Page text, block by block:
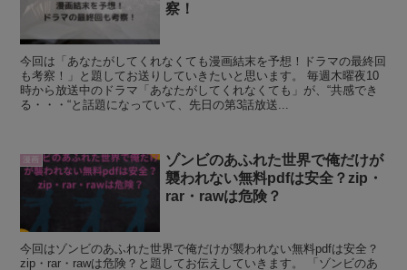
察！
今回は「あなたがしてくれなくても漫画結末を予想！ドラマの最終回
も考察！」と題してお送りしていきたいと思います。 毎週木曜夜10
時から放送中のドラマ「あなたがしてくれなくても」が、“共感でき
る・・・“と話題になっていて、先日の第3話放送...
漫画
ゾンビのあふれた世界で俺だけが
襲われない無料pdfは安全？zip・
rar・rawは危険？
今回はゾンビのあふれた世界で俺だけが襲われない無料pdfは安全？
zip・rar・rawは危険？と題してお伝えしていきます。 「ゾンビのあ